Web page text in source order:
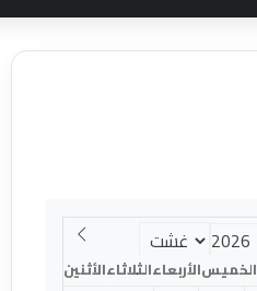
الأثنينالثلاثاءالأربعاءالخميس